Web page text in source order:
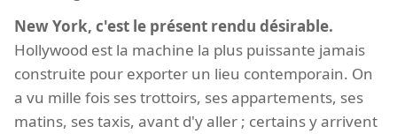
New York, c'est le présent rendu désirable.
Hollywood est la machine la plus puissante jamais
construite pour exporter un lieu contemporain. On
a vu mille fois ses trottoirs, ses appartements, ses
matins, ses taxis, avant d'y aller ; certains y arrivent